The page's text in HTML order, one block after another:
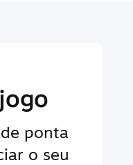
ponta
o seu